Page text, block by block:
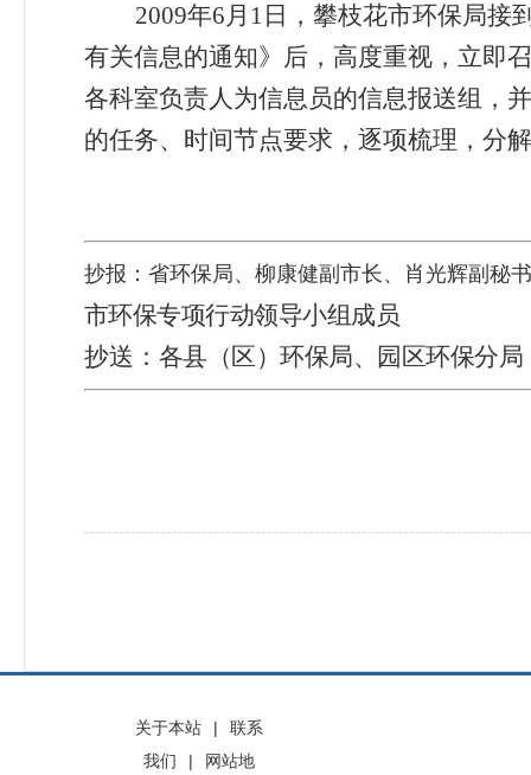
2009年6月 1 日 ，攀枝花市环保局接
有关信息的通知》后，高度重视，立即
各科室负责人为信息员的信息报送组，
的任务、时间节点要求，逐项梳理，分
抄报：省环保局、柳康健副市长、肖光辉副秘
市环保专项行动领导小组成员
抄送： 各县（区）环保局、园区环保分局
关于本站 |
联系
我们
|
网站地